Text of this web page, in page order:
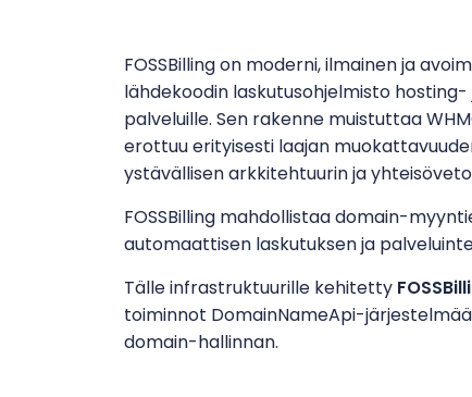
FOSSBilling on moderni, ilmainen ja
lähdekoodin laskutusohjelmisto
palveluille. Sen rakenne muistuttaa
erottuu erityisesti laajan
ystävällisen arkkitehtuurin ja
FOSSBilling mahdollistaa domain-
automaattisen laskutuksen ja
Tälle infrastruktuurille kehitetty
toiminnot DomainNameApi-
domain-hallinnan.